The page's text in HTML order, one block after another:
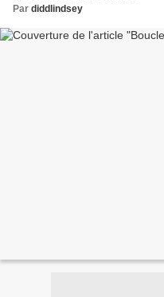
Par diddlindsey